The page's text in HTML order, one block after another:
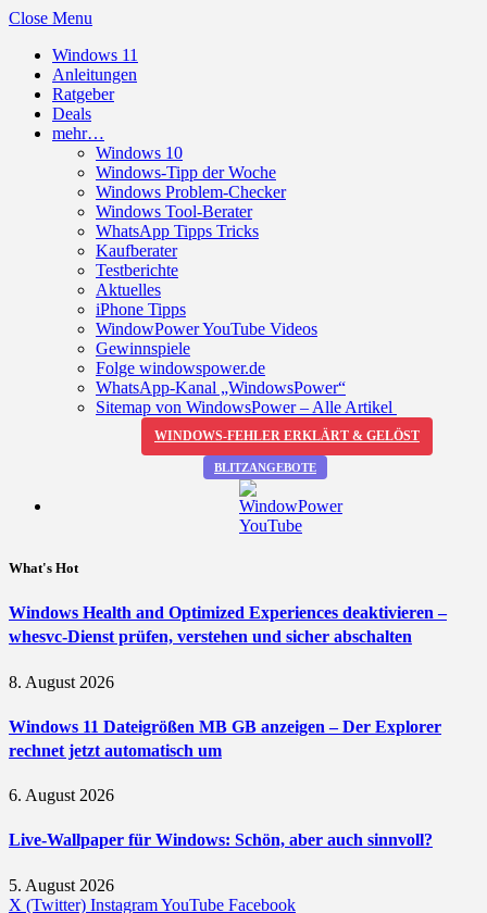
Close Menu
Windows 11
Anleitungen
Ratgeber
Deals
mehr…
Windows 10
Windows-Tipp der Woche
Windows Problem-Checker
Windows Tool-Berater
WhatsApp Tipps Tricks
Kaufberater
Testberichte
Aktuelles
iPhone Tipps
WindowPower YouTube Videos
Gewinnspiele
Folge windowspower.de
WhatsApp-Kanal „WindowsPower“
Sitemap von WindowsPower – Alle Artikel
WINDOWS-FEHLER ERKLÄRT & GELÖST
BLITZANGEBOTE
What's Hot
Windows Health and Optimized Experiences deaktivieren –
whesvc-Dienst prüfen, verstehen und sicher abschalten
8. August 2026
Windows 11 Dateigrößen MB GB anzeigen – Der Explorer
rechnet jetzt automatisch um
6. August 2026
Live-Wallpaper für Windows: Schön, aber auch sinnvoll?
5. August 2026
X (Twitter) InstagramYouTube Facebook